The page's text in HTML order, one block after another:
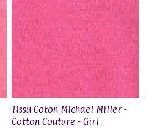
Tissu Coton Michael Miller -
Cotton Couture - Girl